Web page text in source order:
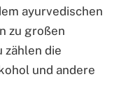
ayurvedischen
zu großen
zählen die
und andere